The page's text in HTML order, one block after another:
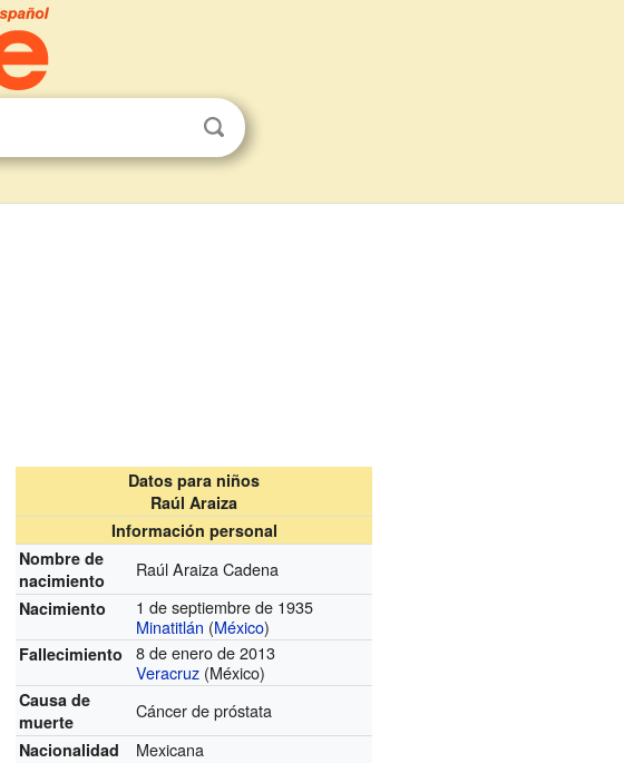
Datos para niños
Raúl Araiza
Información personal
Nombre de
nacimiento
Raúl Araiza Cadena
Nacimiento
1 de septiembre de 1935
Minatitlán (México)
Fallecimiento
8 de enero de 2013
Veracruz (México)
Causa de
muerte
Cáncer de próstata
Nacionalidad Mexicana